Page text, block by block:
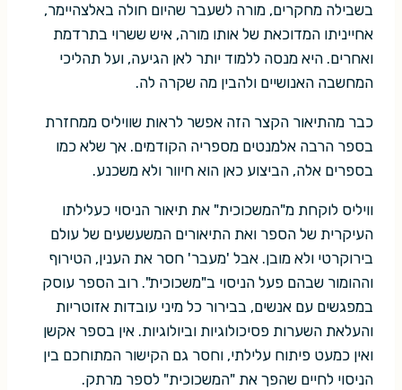
בשבילה מחקרים, מורה לשעבר שהיום חולה באלצהיימר,
אחייניתו המדוכאת של אותו מורה, איש ששרוי בתרדמת
ואחרים. היא מנסה ללמוד יותר לאן הגיעה, ועל תהליכי
המחשבה האנושיים ולהבין מה שקרה לה.
כבר מהתיאור הקצר הזה אפשר לראות שוויליס ממחזרת
בספר הרבה אלמנטים מספריה הקודמים. אך שלא כמו
בספרים אלה, הביצוע כאן הוא חיוור ולא משכנע.
וויליס לוקחת מ"המשכוכית" את תיאור הניסוי כעלילתו
העיקרית של הספר ואת התיאורים המשעשעים של עולם
בירוקרטי ולא מובן. אבל 'מעבר' חסר את הענין, הטירוף
וההומור שבהם פעל הניסוי ב"משכוכית". רוב הספר עוסק
במפגשים עם אנשים, בבירור כל מיני עובדות אזוטריות
והעלאת השערות פסיכולוגיות וביולוגיות. אין בספר אקשן
ואין כמעט פיתוח עלילתי, וחסר גם הקישור המתוחכם בין
הניסוי לחיים שהפך את "המשכוכית" לספר מרתק.